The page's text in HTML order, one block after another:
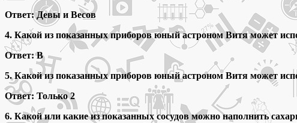
Ответ: Девы и Весов
4. Какой из показанных приборов юный астроном Витя может
Ответ: В
5. Какой из показанных приборов юный астроном Витя может
Ответ: Только 2
6. Какой или какие из показанных сосудов можно наполнить